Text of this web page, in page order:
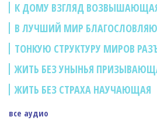
К ДОМУ ВЗГЛЯД
В ЛУЧШИЙ МИР
ТОНКУЮ СТРУКТУРУ МИРОВ
ЖИТЬ БЕЗ УНЫНЬЯ
ЖИТЬ БЕЗ СТРАХА НАУЧАЮЩАЯ
все аудио